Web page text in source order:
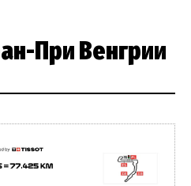
При Венгрии